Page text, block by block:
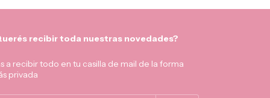
recibir toda nuestras novedades?
a recibir todo en tu casilla de mail de la forma
privada